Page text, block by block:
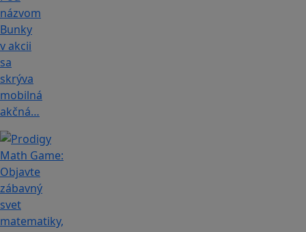
názvom
Bunky
v akcii
sa
skrýva
mobilná
akčná…